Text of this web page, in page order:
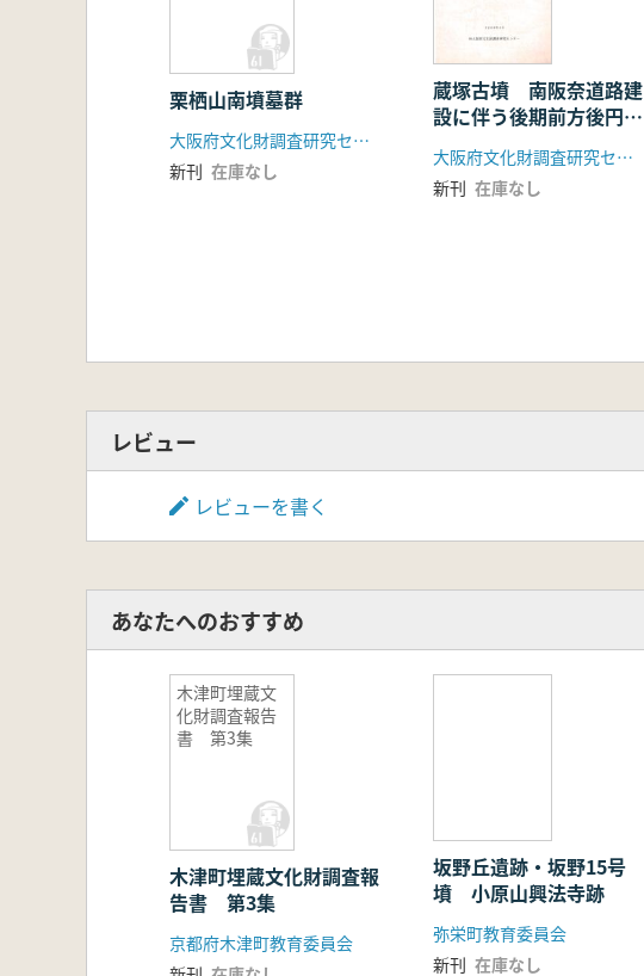
栗栖山南墳墓群
大阪府文化財調査研究センター
新刊 在庫なし
蔵塚古墳 南阪奈道路建
設に伴う後期前方後円墳
の発掘調査
大阪府文化財調査研究センター
新刊 在庫なし
レビュー
レビューを書く
あなたへのおすすめ
木津町埋蔵文
化財調査報告
書 第3集
木津町埋蔵文化財調査報
告書 第3集
京都府木津町教育委員会
坂野丘遺跡・坂野15号
墳 小原山興法寺跡
弥栄町教育委員会
新刊 在庫なし